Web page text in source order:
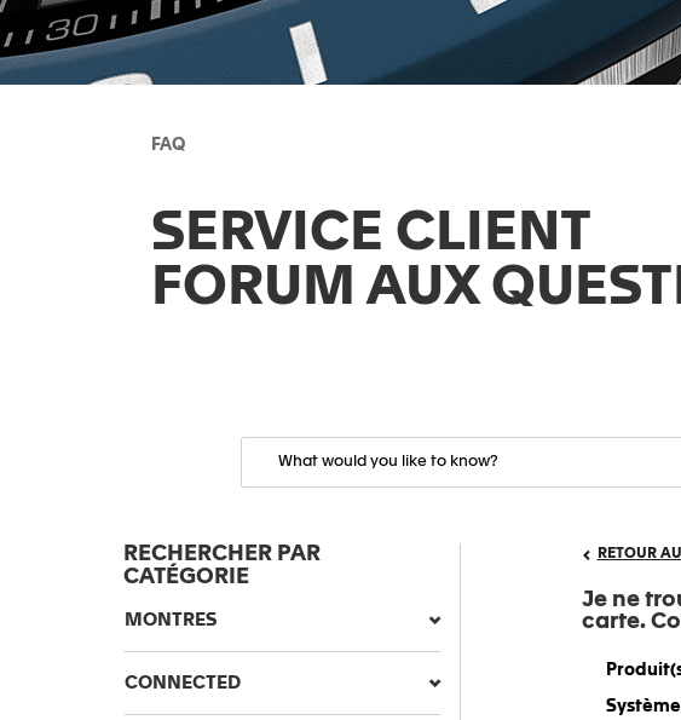
FAQ
SERVICE CLIENT
FORUM AUX
RECHERCHER PAR
CATÉGORIE
MONTRES
CONNECTED
RETOUR
Je ne
carte.